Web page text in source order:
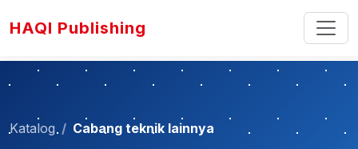
HAQI Publishing
Katalog Cabang teknik lainnya